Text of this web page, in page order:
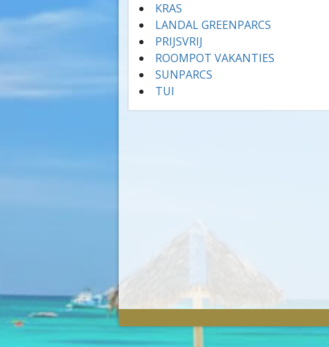
KRAS
LANDAL GREENPARCS
PRIJSVRIJ
ROOMPOT VAKANTIES
SUNPARCS
TUI